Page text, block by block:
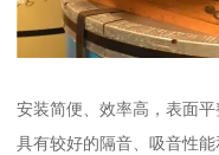
安装简便、效率高，表面
具有较好的隔音、吸音性